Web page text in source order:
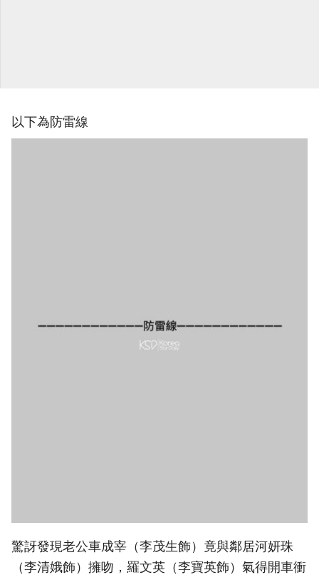
以下為防雷線
驚訝發現老公車成宰（李茂生飾）竟與鄰居河妍珠
（李清娥飾）擁吻，羅文英（李寶英飾）氣得開車衝